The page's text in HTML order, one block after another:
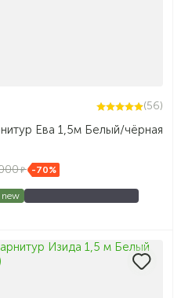
(56)
Ева 1,5м Белый/чёрная
-70%
new